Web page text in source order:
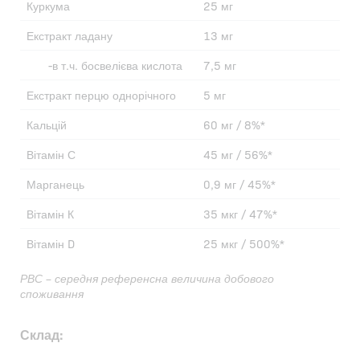
Куркума
25 мг
Екстракт ладану
13 мг
-в т.ч. босвелієва кислота
7,5 мг
Екстракт перцю однорічного
5 мг
Кальцій
60 мг / 8%*
Вітамін С
45 мг / 56%*
Марганець
0,9 мг / 45%*
Вітамін К
35 мкг / 47%*
Вітамін D
25 мкг / 500%*
РВС – середня референсна величина добового
споживання
Склад: